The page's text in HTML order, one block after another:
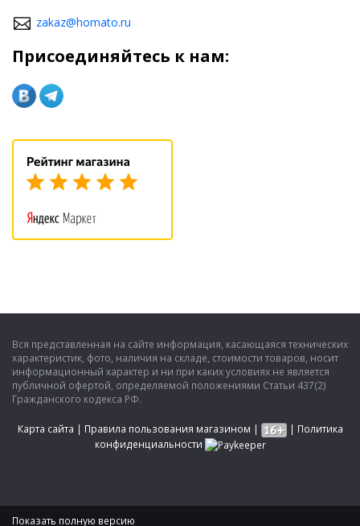
zakaz@homato.ru
Присоединяйтесь к нам:
Вся представленная на сайте информация, касающаяся технических
характеристик, фото, наличия на складе, стоимости товаров, носит
информационный характер и ни при каких условиях не является
публичной офертой, определяемой положениями Статьи 437(2)
Гражданского кодекса РФ.
Карта сайта | Правила пользования магазином | | Политика
конфиденциальности
Показать полную версию